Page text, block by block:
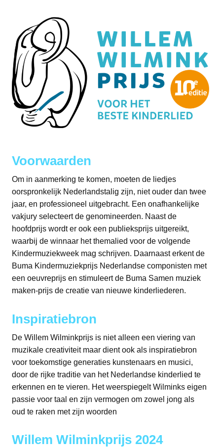
Voorwaarden
Om in aanmerking te komen, moeten de liedjes
oorspronkelijk Nederlandstalig zijn, niet ouder dan twee
jaar, en professioneel uitgebracht. Een onafhankelijke
vakjury selecteert de genomineerden. Naast de
hoofdprijs wordt er ook een publieksprijs uitgereikt,
waarbij de winnaar het themalied voor de volgende
Kindermuziekweek mag schrijven. Daarnaast erkent de
Buma Kindermuziekprijs Nederlandse componisten met
een oeuvreprijs en stimuleert de Buma Samen muziek
maken-prijs de creatie van nieuwe kinderliederen.
Inspiratiebron
De Willem Wilminkprijs is niet alleen een viering van
muzikale creativiteit maar dient ook als inspiratiebron
voor toekomstige generaties kunstenaars en musici,
door de rijke traditie van het Nederlandse kinderlied te
erkennen en te vieren. Het weerspiegelt Wilminks eigen
passie voor taal en zijn vermogen om zowel jong als
oud te raken met zijn woorden
Willem Wilminkprijs 2024